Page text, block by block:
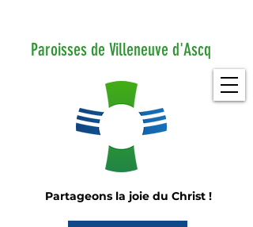
Paroisses de Villeneuve d'Ascq
Partageons la joie du Christ !